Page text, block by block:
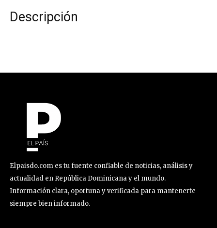
Descripción
Elpaisdo.com es tu fuente confiable de noticias, análisis y
actualidad en República Dominicana y el mundo.
Información clara, oportuna y verificada para mantenerte
siempre bien informado.